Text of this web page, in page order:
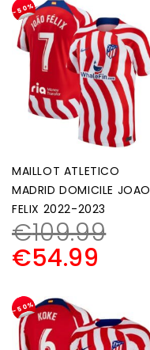
-50%
MAILLOT ATLETICO
MADRID DOMICILE JOAO
FELIX 2022-2023
€109.99
€54.99
-50%